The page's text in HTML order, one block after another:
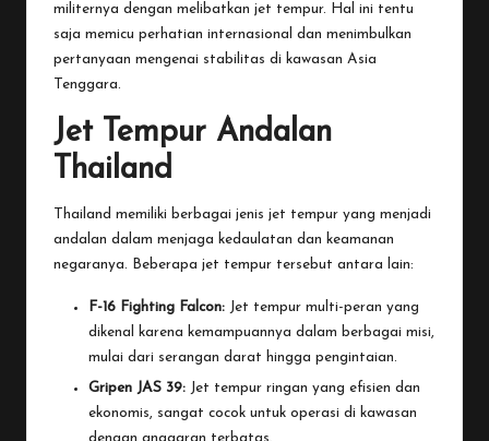
militernya dengan melibatkan jet tempur. Hal ini tentu
saja memicu perhatian internasional dan menimbulkan
pertanyaan mengenai stabilitas di kawasan Asia
Tenggara.
Jet Tempur Andalan
Thailand
Thailand memiliki berbagai jenis jet tempur yang menjadi
andalan dalam menjaga kedaulatan dan keamanan
negaranya. Beberapa jet tempur tersebut antara lain:
F-16 Fighting Falcon: Jet tempur multi-peran yang
dikenal karena kemampuannya dalam berbagai misi,
mulai dari serangan darat hingga pengintaian.
Gripen JAS 39: Jet tempur ringan yang efisien dan
ekonomis, sangat cocok untuk operasi di kawasan